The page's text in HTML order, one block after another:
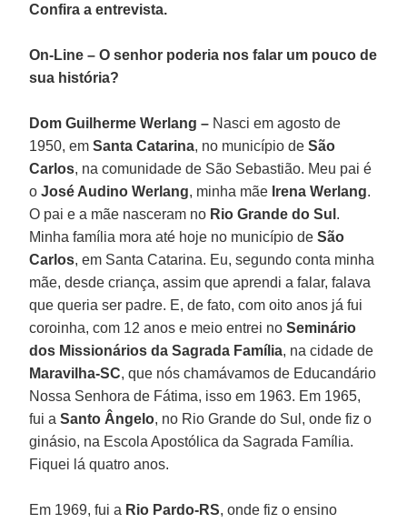
Confira a entrevista.
On-Line – O senhor poderia nos falar um pouco de
sua história?
Dom Guilherme Werlang – Nasci em agosto de
1950, emSanta Catarina, no município deSão
Carlos, na comunidade de São Sebastião. Meu pai é
oJosé Audino Werlang, minha mãe Irena Werlang.
O pai e a mãe nasceram no Rio Grande do Sul .
Minha família mora até hoje no município deSão
Carlos, em Santa Catarina. Eu, segundo conta minha
mãe, desde criança, assim que aprendi a falar, falava
que queria ser padre. E, de fato, com oito anos já fui
coroinha, com 12 anos e meio entrei noSeminário
dos Missionários da Sagrada Família, na cidade de
Maravilha-SC, que nós chamávamos de Educandário
Nossa Senhora de Fátima, isso em 1963. Em 1965,
fui aSanto Ângelo, no Rio Grande do Sul, onde fiz o
ginásio, na Escola Apostólica da Sagrada Família.
Fiquei lá quatro anos.
Em 1969, fui a Rio Pardo-RS, onde fiz o ensino